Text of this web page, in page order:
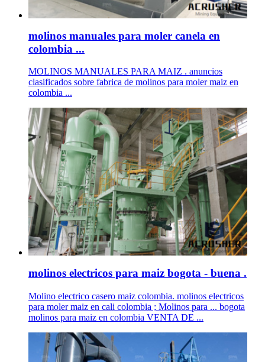
molinos manuales para moler canela en
colombia ...
MOLINOS MANUALES PARA MAIZ . anuncios
clasificados sobre fabrica de molinos para moler maiz en
colombia ...
molinos electricos para maiz bogota - buena .
Molino electrico casero maiz colombia. molinos electricos
para moler maiz en cali colombia ; Molinos para ... bogota
molinos para maiz en colombia VENTA DE ...